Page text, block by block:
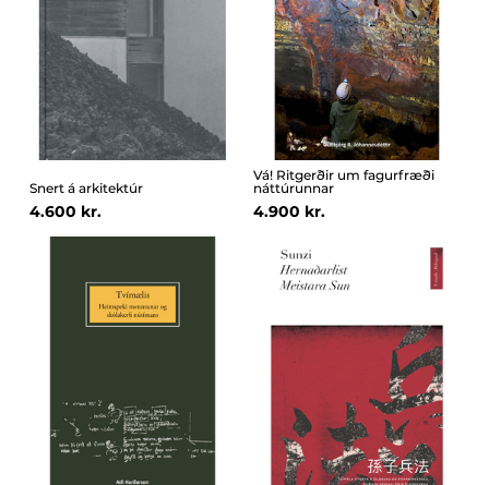
Snert á arkitektúr
4.600 kr.
Vá! Ritgerðir um fagurfræði
náttúrunnar
4.900 kr.